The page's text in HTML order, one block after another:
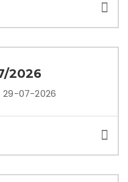
2026
07-2026